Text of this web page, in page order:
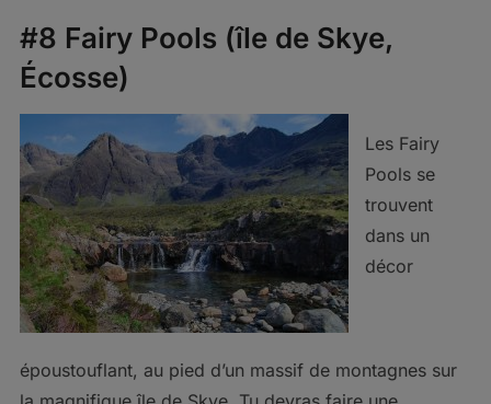
#8 Fairy Pools (île de Skye,
Écosse)
Les Fairy
Pools se
trouvent
dans un
décor
époustouflant, au pied d’un massif de montagnes sur